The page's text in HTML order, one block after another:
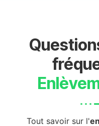
Tout savoir sur l'